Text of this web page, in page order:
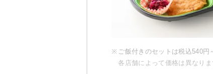
※ ご飯付きのセットは税込540円
各店舗によって価格は異なりま